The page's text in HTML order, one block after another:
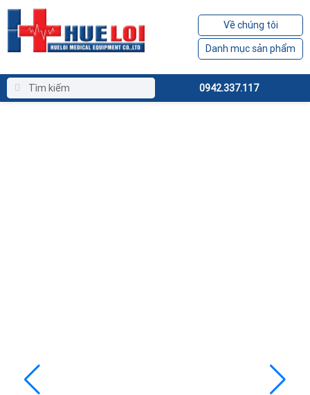
Về chúng tôi
Danh mục sản phẩm
0942.337.117